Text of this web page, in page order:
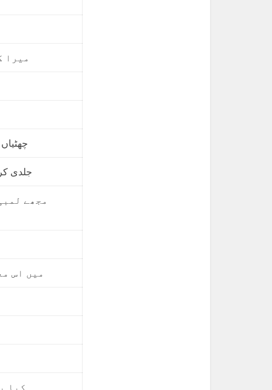
میرا
چھٹیاں 10 مئی سے شروع ہوں
جلدی
مجھے
میں اس
کیا